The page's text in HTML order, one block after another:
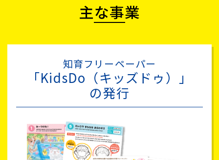
主な事業
知育フリーペーパー
「KidsDo（キッズドゥ）」
の発行